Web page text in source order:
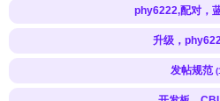
phy6222,配对，
升级，
发帖规范